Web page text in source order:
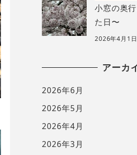
小窓の奥
た日〜
2026年4月1日
アーカ
2026年6月
2026年5月
2026年4月
2026年3月